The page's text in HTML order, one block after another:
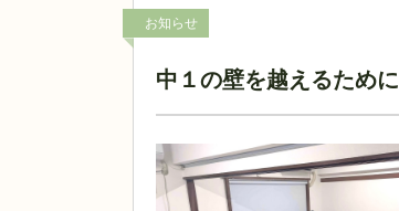
お知らせ
中１の壁を越えるために